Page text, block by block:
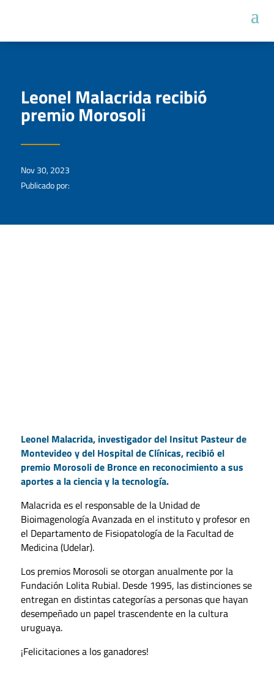
Leonel Malacrida recibió
premio Morosoli
Nov 30, 2023
Publicado por:
Leonel Malacrida, investigador del Insitut Pasteur de
Montevideo y del Hospital de Clínicas, recibió el
premio Morosoli de Bronce en reconocimiento a sus
aportes a la ciencia y la tecnología.
Malacrida es el responsable de la Unidad de
Bioimagenología Avanzada en el instituto y profesor en
el Departamento de Fisiopatología de la Facultad de
Medicina (Udelar).
Los premios Morosoli se otorgan anualmente por la
Fundación Lolita Rubial. Desde 1995, las distinciones se
entregan en distintas categorías a personas que hayan
desempeñado un papel trascendente en la cultura
uruguaya.
¡Felicitaciones a los ganadores!